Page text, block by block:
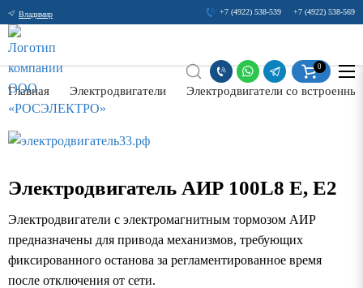
Владимир +7 (4922) 538-539 +7 (4922) 538-569
0
Главная Электродвигатели Электродвигатели со
Электродвигатель АИР 100L8 Е, Е2
Электродвигатели с электромагнитным тормозом АИР
предназначены для привода механизмов, требующих
фиксированного останова за регламентированное время
после отключения от сети.